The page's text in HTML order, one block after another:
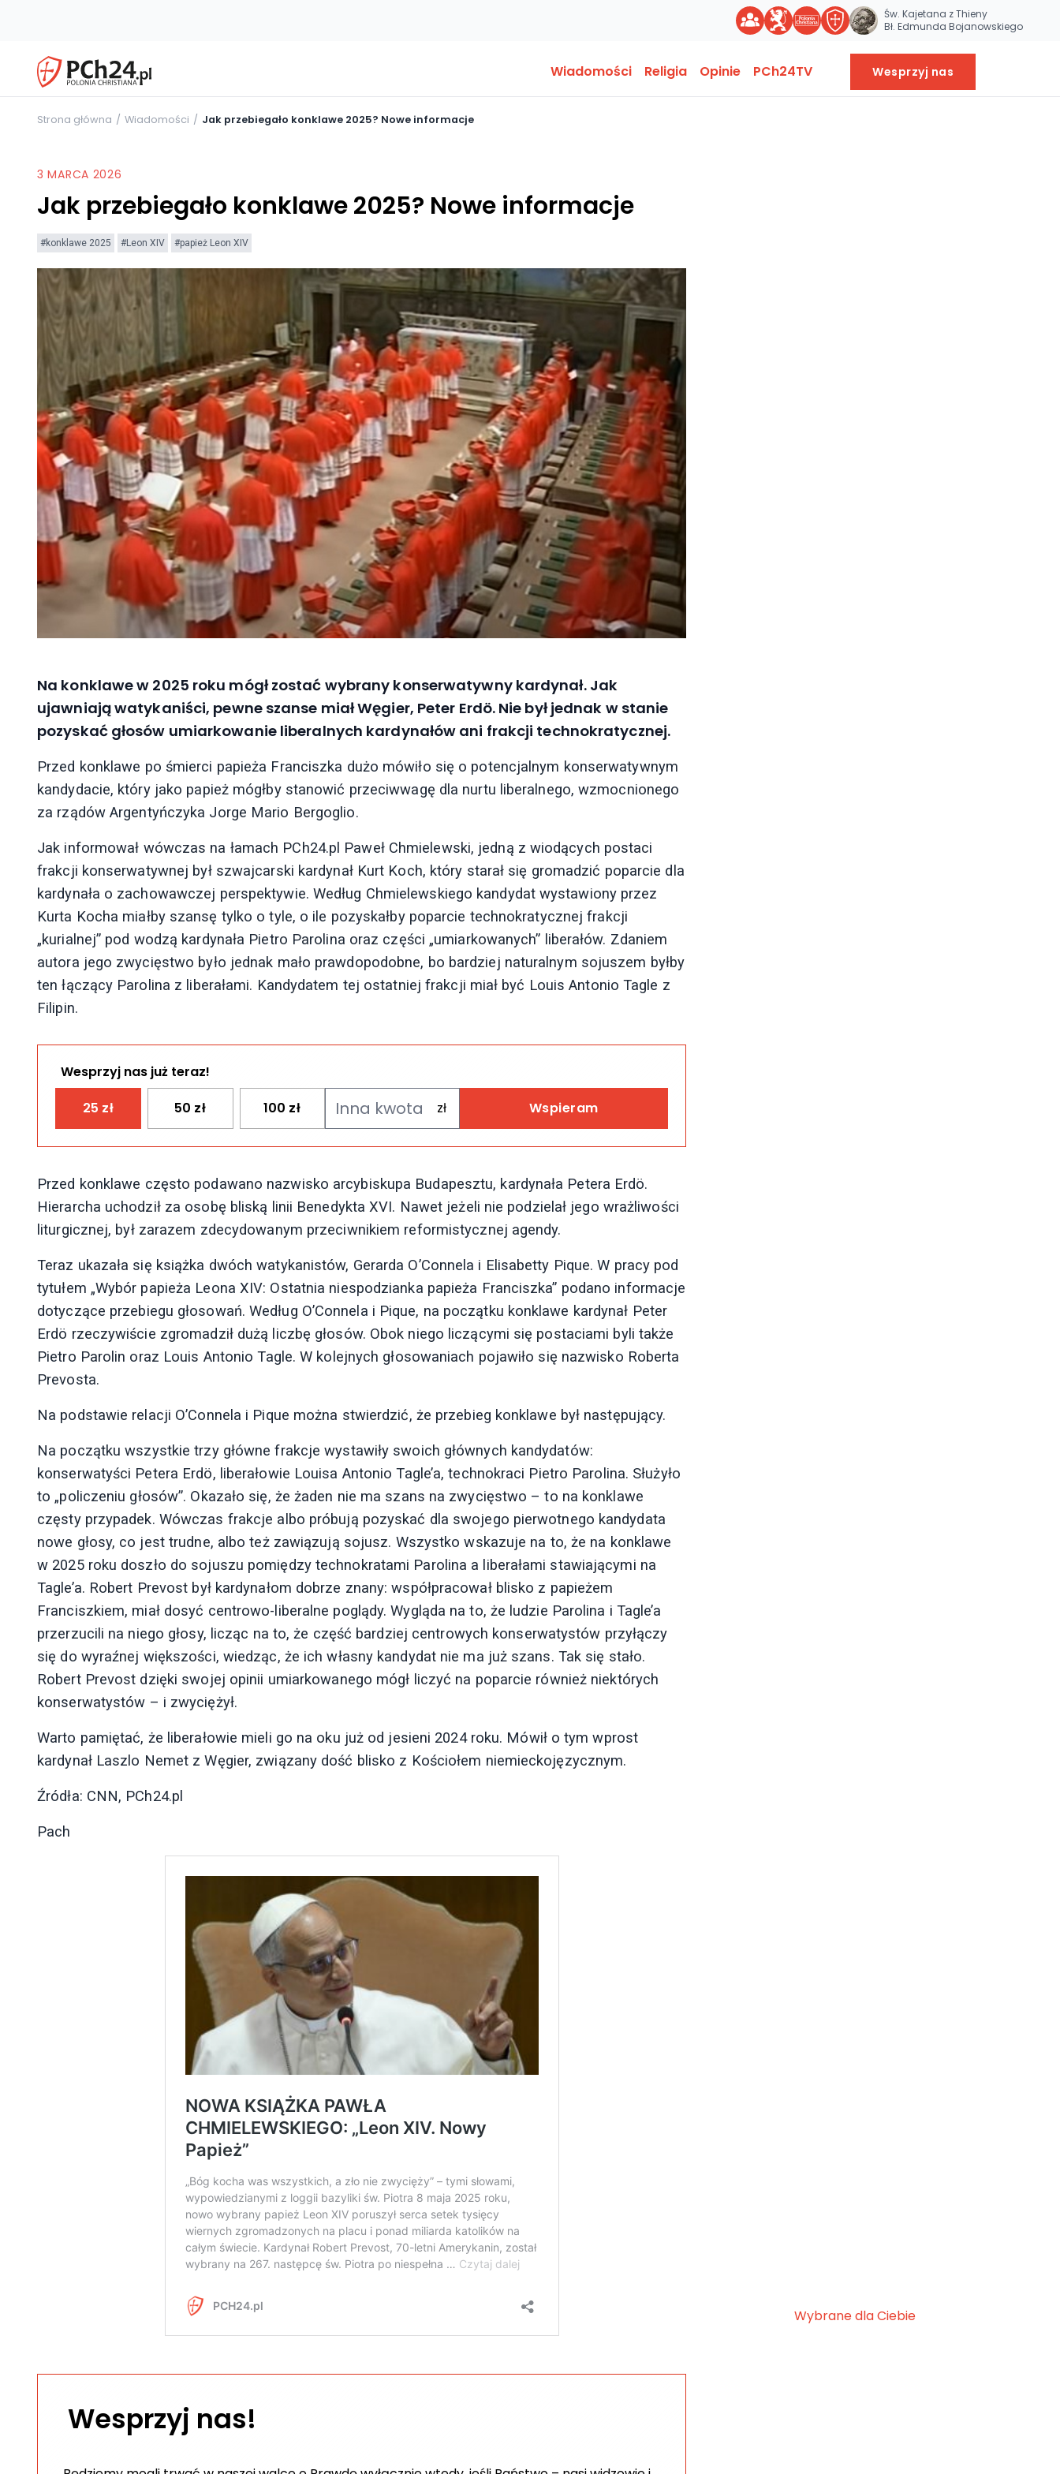
Św. Kajetana z Thieny
Bł. Edmunda Bojanowskiego
Wiadomości Religia Opinie PCh24TV Wesprzyj nas
Strona główna Wiadomości Jak przebiegało konklawe 2025? Nowe informacje
3 MARCA 2026
Jak przebiegało konklawe 2025? Nowe informacje
#konklawe 2025 #Leon XIV #papież Leon XIV
Na konklawe w 2025 roku mógł zostać wybrany konserwatywny kardynał. Jak
ujawniają watykaniści, pewne szanse miał Węgier, Peter Erdö. Nie był jednak w stanie
pozyskać głosów umiarkowanie liberalnych kardynałów ani frakcji technokratycznej.
Przed konklawe po śmierci papieża Franciszka dużo mówiło się o potencjalnym konserwatywnym
kandydacie, który jako papież mógłby stanowić przeciwwagę dla nurtu liberalnego, wzmocnionego
za rządów Argentyńczyka Jorge Mario Bergoglio.
Jak informował wówczas na łamach PCh24.pl Paweł Chmielewski, jedną z wiodących postaci
frakcji konserwatywnej był szwajcarski kardynał Kurt Koch, który starał się gromadzić poparcie dla
kardynała o zachowawczej perspektywie. Według Chmielewskiego kandydat wystawiony przez
Kurta Kocha miałby szansę tylko o tyle, o ile pozyskałby poparcie technokratycznej frakcji
„kurialnej” pod wodzą kardynała Pietro Parolina oraz części „umiarkowanych” liberałów. Zdaniem
autora jego zwycięstwo było jednak mało prawdopodobne, bo bardziej naturalnym sojuszem byłby
ten łączący Parolina z liberałami. Kandydatem tej ostatniej frakcji miał być Louis Antonio Tagle z
Filipin.
Wesprzyj nas już teraz!
25 zł 50 zł 100 zł Wspieram
Przed konklawe często podawano nazwisko arcybiskupa Budapesztu, kardynała Petera Erdö.
Hierarcha uchodził za osobę bliską linii Benedykta XVI. Nawet jeżeli nie podzielał jego wrażliwości
liturgicznej, był zarazem zdecydowanym przeciwnikiem reformistycznej agendy.
Teraz ukazała się książka dwóch watykanistów, Gerarda O’Connela i Elisabetty Pique. W pracy pod
tytułem „Wybór papieża Leona XIV: Ostatnia niespodzianka papieża Franciszka” podano informacje
dotyczące przebiegu głosowań. Według O’Connela i Pique, na początku konklawe kardynał Peter
Erdö rzeczywiście zgromadził dużą liczbę głosów. Obok niego liczącymi się postaciami byli także
Pietro Parolin oraz Louis Antonio Tagle. W kolejnych głosowaniach pojawiło się nazwisko Roberta
Prevosta.
Na podstawie relacji O’Connela i Pique można stwierdzić, że przebieg konklawe był następujący.
Na początku wszystkie trzy główne frakcje wystawiły swoich głównych kandydatów:
konserwatyści Petera Erdö, liberałowie Louisa Antonio Tagle’a, technokraci Pietro Parolina. Służyło
to „policzeniu głosów”. Okazało się, że żaden nie ma szans na zwycięstwo – to na konklawe
częsty przypadek. Wówczas frakcje albo próbują pozyskać dla swojego pierwotnego kandydata
nowe głosy, co jest trudne, albo też zawiązują sojusz. Wszystko wskazuje na to, że na konklawe
w 2025 roku doszło do sojuszu pomiędzy technokratami Parolina a liberałami stawiającymi na
Tagle’a. Robert Prevost był kardynałom dobrze znany: współpracował blisko z papieżem
Franciszkiem, miał dosyć centrowo-liberalne poglądy. Wygląda na to, że ludzie Parolina i Tagle’a
przerzucili na niego głosy, licząc na to, że część bardziej centrowych konserwatystów przyłączy
się do wyraźnej większości, wiedząc, że ich własny kandydat nie ma już szans. Tak się stało.
Robert Prevost dzięki swojej opinii umiarkowanego mógł liczyć na poparcie również niektórych
konserwatystów – i zwyciężył.
Warto pamiętać, że liberałowie mieli go na oku już od jesieni 2024 roku. Mówił o tym wprost
kardynał Laszlo Nemet z Węgier, związany dość blisko z Kościołem niemieckojęzycznym.
Źródła: CNN, PCh24.pl
Pach
Wesprzyj nas!
Wybrane dla Ciebie